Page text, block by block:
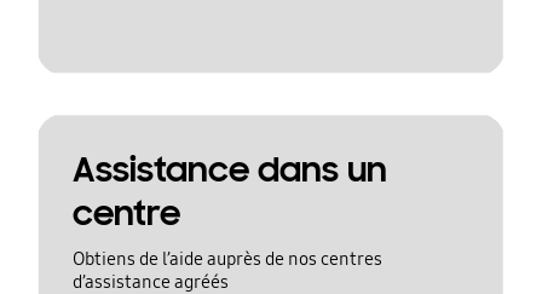
Assistance dans un
centre
Obtiens de l’aide auprès de nos centres
d’assistance agréés